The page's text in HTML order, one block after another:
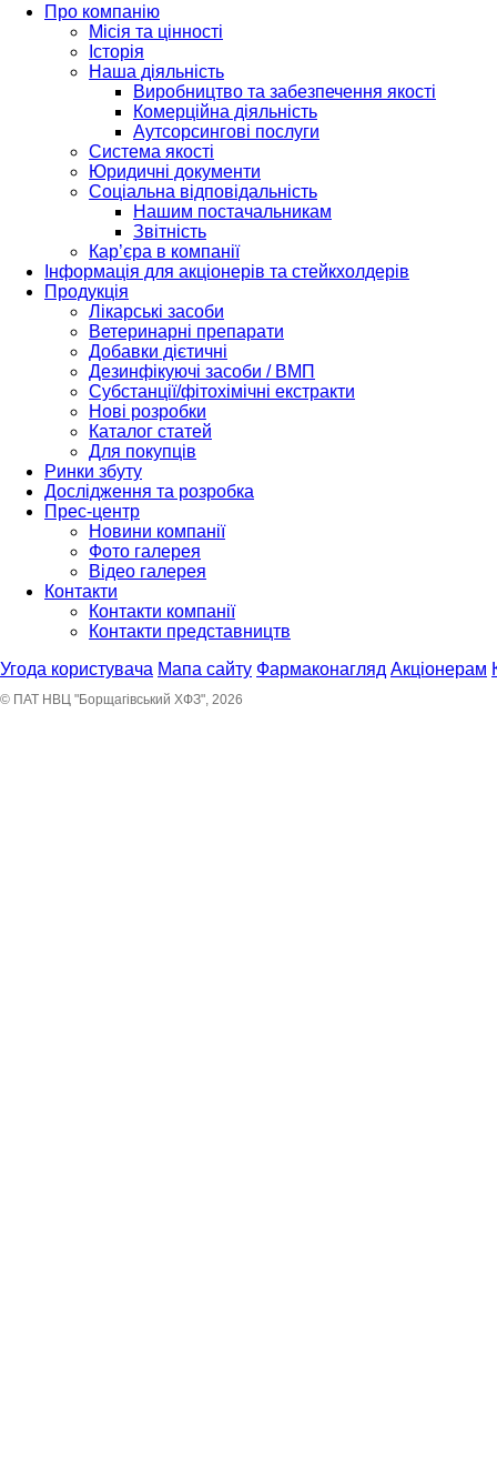
Про компанію
Місія та цінності
Історія
Наша діяльність
Виробництво та забезпечення якості
Комерційна діяльність
Аутсорсингові послуги
Система якості
Юридичні документи
Соціальна відповідальність
Нашим постачальникам
Звітність
Кар’єра в компанії
Інформація для акціонерів та стейкхолдерів
Продукція
Лікарські засоби
Ветеринарні препарати
Добавки дієтичні
Дезинфікуючі засоби / ВМП
Субстанції/фітохімічні екстракти
Нові розробки
Каталог статей
Для покупців
Ринки збуту
Дослідження та розробка
Прес-центр
Новини компанії
Фото галерея
Відео галерея
Контакти
Контакти компанії
Контакти представництв
Угода користувача Мапа сайту Фармаконагляд Акціонерам
© ПАТ НВЦ "Борщагівський ХФЗ", 2026